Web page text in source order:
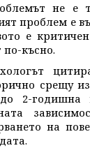
не е
проблем е
е
по-късно.
срещу
2-годишна
на